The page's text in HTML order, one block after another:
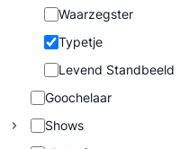
Waarzegster
Typetje
Levend Standbeeld
Goochelaar
Shows